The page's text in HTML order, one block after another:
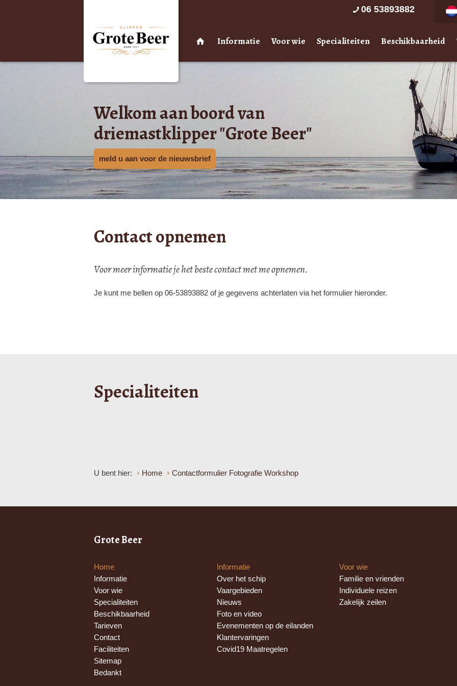
06 53893882
Informatie Voor wie Specialiteiten Beschikbaarheid
Welkom aan boord van
driemastklipper "Grote Beer"
meld u aan voor de nieuwsbrief
Contact opnemen
Voor meer informatie je het beste contact met me opnemen.
Je kunt me bellen op 06-53893882 of je gegevens achterlaten via het formulier hieronder.
Specialiteiten
U bent hier: Home Contactformulier Fotografie Workshop
Grote Beer
Home
Informatie
Voor wie
Specialiteiten
Beschikbaarheid
Tarieven
Contact
Faciliteiten
Sitemap
Bedankt
Informatie
Over het schip
Vaargebieden
Nieuws
Foto en video
Evenementen op de eilanden
Klantervaringen
Covid19 Maatregelen
Voor wie
Familie en vrienden
Individuele reizen
Zakelijk zeilen